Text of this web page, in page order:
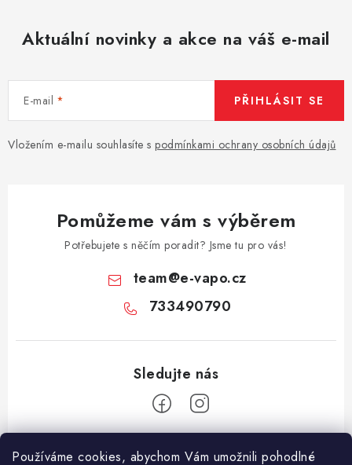
Používáme cookies, abychom Vám umožnili pohodlné
Aktuální novinky a akce na váš e-mail
E-mail
Vložením e-mailu souhlasíte s podmínkami ochrany osobních údajů
PŘIHLÁSIT SE
Pomůžeme vám s výběrem
Potřebujete s něčím poradit? Jsme tu pro vás!
team@e-vapo.cz
733490790
Z